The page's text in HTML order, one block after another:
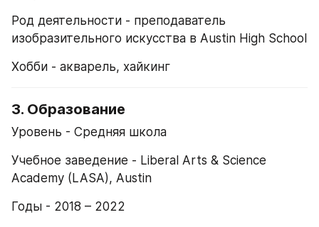
Род деятельности - преподаватель
изобразительного искусства в Austin High School
Хобби - акварель, хайкинг
3. Образование
Уровень - Средняя школа
Учебное заведение - Liberal Arts & Science
Academy (LASA), Austin
Годы - 2018 – 2022